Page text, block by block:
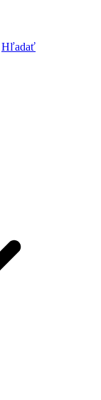
Hľadať